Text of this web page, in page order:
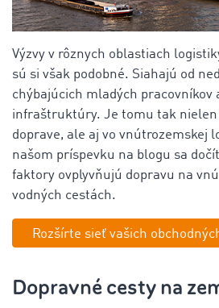
Výzvy v rôznych oblastiach
sú si však podobné. Siahajú od
chýbajúcich mladých pracovníkov
infraštruktúry. Je tomu tak nielen
doprave, ale aj vo vnútrozemskej
našom príspevku na blogu sa
faktory ovplyvňujú dopravu na
vodných cestách.
Rozšírte sieť vašich
Dopravné cesty na